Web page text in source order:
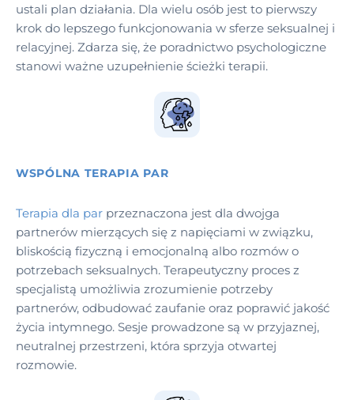
ustali plan działania. Dla wielu osób jest to pierwszy
krok do lepszego funkcjonowania w sferze seksualnej i
relacyjnej. Zdarza się, że poradnictwo psychologiczne
stanowi ważne uzupełnienie ścieżki terapii.
WSPÓLNA TERAPIA PAR
Terapia dla par przeznaczona jest dla dwojga
partnerów mierzących się z napięciami w związku,
bliskością fizyczną i emocjonalną albo rozmów o
potrzebach seksualnych. Terapeutyczny proces z
specjalistą umożliwia zrozumienie potrzeby
partnerów, odbudować zaufanie oraz poprawić jakość
życia intymnego. Sesje prowadzone są w przyjaznej,
neutralnej przestrzeni, która sprzyja otwartej
rozmowie.